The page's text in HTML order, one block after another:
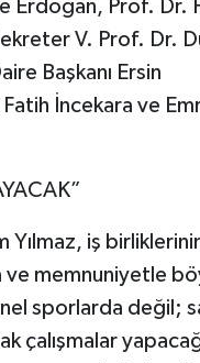
Erdoğan, Prof. Dr.
V. Prof. Dr.
Başkanı Ersin
İncekara ve
iş
ve memnuniyetle
sporlarda değil;
çalışmalar